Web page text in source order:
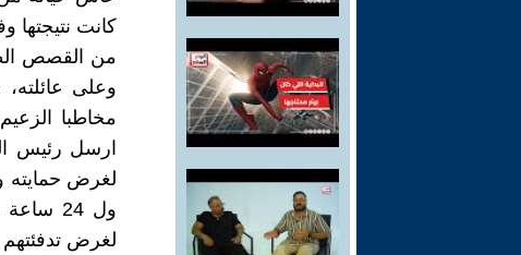
كانت نتيجتها
من القصص
وعلى
مخاطبا
لغرض حمايته
ول 24
لغرض تدفئتهم